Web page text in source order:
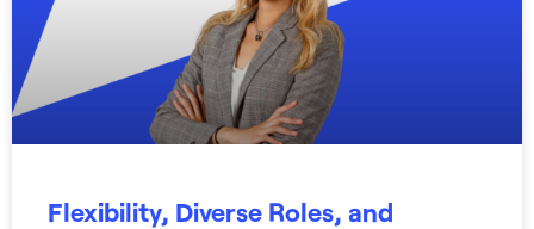
Flexibility, Diverse Roles, and